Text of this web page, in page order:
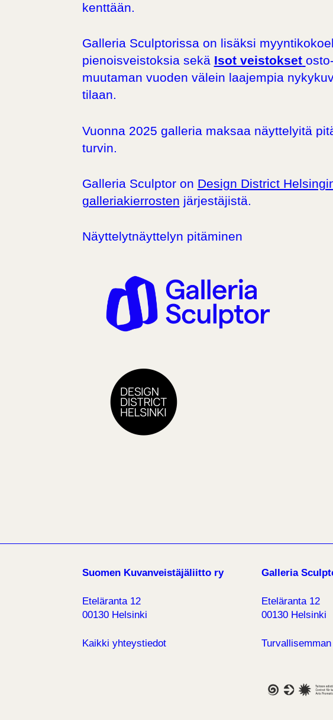
kenttään.
Galleria Sculptorissa on lisäksi
pienoisveistoksia sekä Isot veistokset
muutaman vuoden välein laajempia
tilaan.
Vuonna 2025 galleria maksaa näyttelyitä
turvin.
Galleria Sculptor on Design District
galleriakierrosten järjestäjistä.
Näyttelytnäyttelyn pitäminen
Suomen Kuvanveistäjäliitto ry
Eteläranta 12
00130 Helsinki
Kaikki yhteystiedot
Galleria
Eteläranta 12
00130 Helsinki